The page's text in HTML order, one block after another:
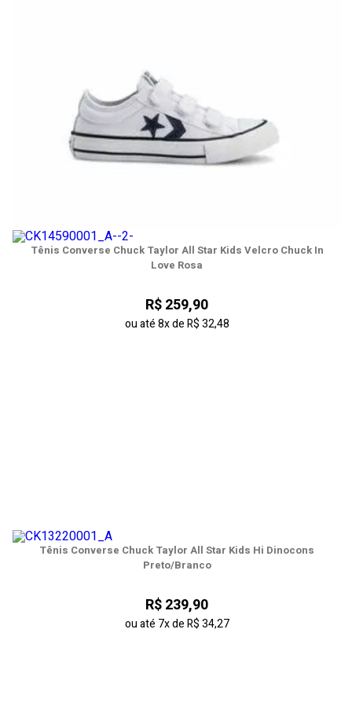
Tênis Converse Star Player 76 Kids 3v Essential
R$ 259,90
Tênis Converse Chuck Taylor All Star Kids Velcro Chuck In
Love Rosa
R$ 259,90
ou até8xdeR$ 32,48
Tênis Converse Chuck Taylor All Star Kids Hi Dinocons
Preto/Branco
R$ 239,90
ou até 7xdeR$ 34,27